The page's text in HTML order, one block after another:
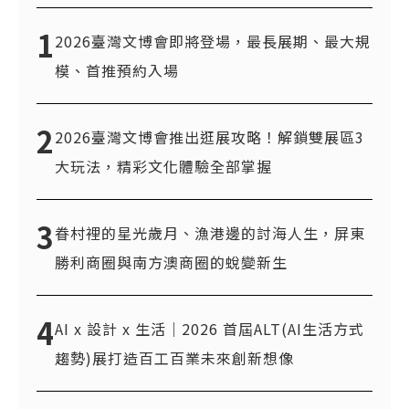
12026臺灣文博會即將登場，最長展期、最大規
模、首推預約入場
22026臺灣文博會推出逛展攻略！解鎖雙展區3
大玩法，精彩文化體驗全部掌握
3眷村裡的星光歲月、漁港邊的討海人生，屏東
勝利商圈與南方澳商圈的蛻變新生
4AI x 設計 x 生活｜2026 首屆ALT(AI生活方式
趨勢)展打造百工百業未來創新想像